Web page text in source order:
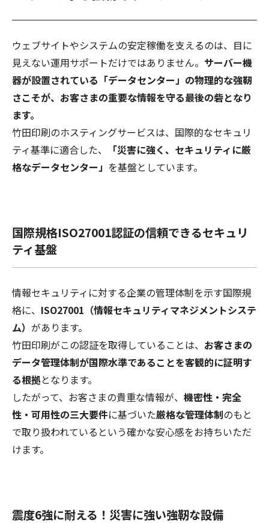
ウェブサイトやシステムの安定稼働を支えるのは、目に
見えない運用サポートだけではありません。 サーバー機
器が設置されている「データセンター」の物理的な強靭
さこそが、お客さまの重要な情報を守る最後の砦となり
ます。
竹田印刷のホスティングサービスは、国際的なセキュリ
ティ基準に適合した、
「災害に強く、セキュリティに厳
格なデータセンター」 を基盤としています。
国際規格ISO27001認証の信頼できるセキュリ
ティ基盤
情報セキュリティに対する企業の管理体制を示す国際規
格に、 ISO27001（情報セキュリティマネジメントシステ
ム） があります。
竹田印刷がこの認証を取得していることは、 お客さまの
データ管理体制が国際水準であることを客観的に証明す
る根拠となります。
したがって、お客さまの貴重な情報が、 機密性・完全
性・可用性の三大要件に基づいた厳格な管理体制のもと
で取り扱われているという確かな安心感をお持ちいただ
けます。
震度6強に耐える！災害に強い強靭な設備